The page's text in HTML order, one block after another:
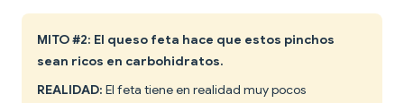
MITO #2: El queso feta hace que estos pinchos
sean ricos en carbohidratos.
REALIDAD: El feta tiene en realidad muy pocos